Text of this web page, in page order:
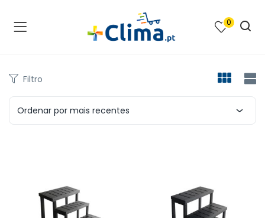
e Barbecues )
renováveis )
0
Filtro
Ordenar por mais recentes